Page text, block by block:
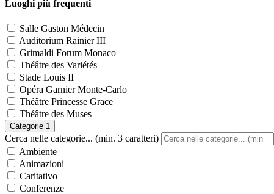
Luoghi più frequenti
Salle Gaston Médecin
Auditorium Rainier III
Grimaldi Forum Monaco
Théâtre des Variétés
Stade Louis II
Opéra Garnier Monte-Carlo
Théâtre Princesse Grace
Théâtre des Muses
Categorie 1
Cerca nelle categorie... (min. 3 caratteri)
Ambiente
Animazioni
Caritativo
Conferenze